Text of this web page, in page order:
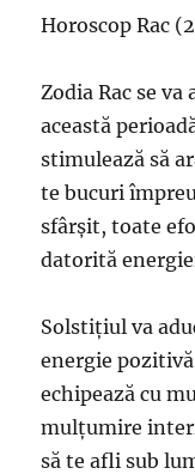
Horoscop Rac
Zodia Rac se
această
stimulează să
te bucuri
sfârșit, toate
datorită
Solstițiul va
energie
echipează cu
mulțumire
să te afli sub